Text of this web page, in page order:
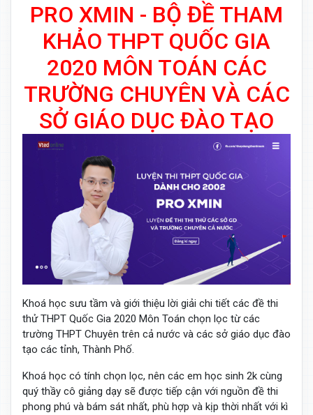
PRO XMIN - BỘ ĐỀ THAM
KHẢO THPT QUỐC GIA
2020 MÔN TOÁN CÁC
TRƯỜNG CHUYÊN VÀ CÁC
SỞ GIÁO DỤC ĐÀO TẠO
Khoá học sưu tầm và giới thiệu lời giải chi tiết các đề thi
thử THPT Quốc Gia 2020 Môn Toán chọn lọc từ các
trường THPT Chuyên trên cả nước và các sở giáo dục đào
tạo các tỉnh, Thành Phố.
Khoá học có tính chọn lọc, nên các em học sinh 2k cùng
quý thầy cô giảng dạy sẽ được tiếp cận với nguồn đề thi
phong phú và bám sát nhất, phù hợp và kịp thời nhất với kì